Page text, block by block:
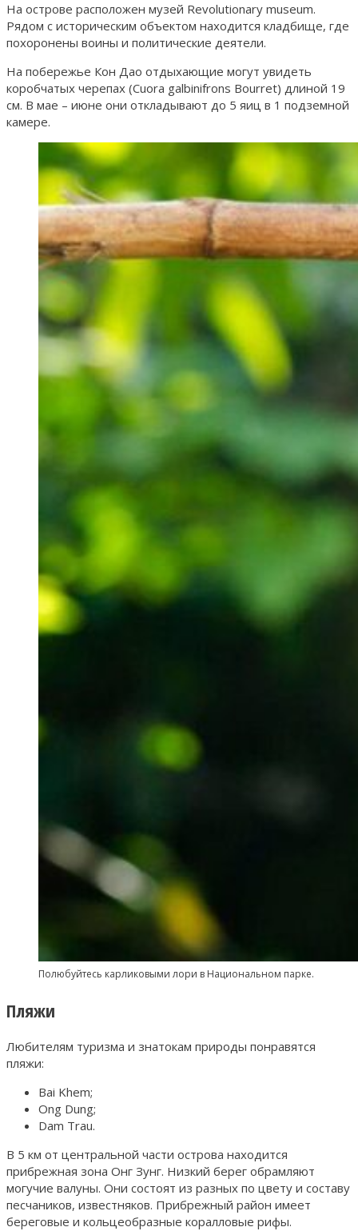
На острове расположен музей Revolutionary museum.
Рядом с историческим объектом находится кладбище, где
похоронены воины и политические деятели.
На побережье Кон Дао отдыхающие могут увидеть
коробчатых черепах (Cuora galbinifrons Bourret) длиной 19
см. В мае – июне они откладывают до 5 яиц в 1 подземной
камере.
Полюбуйтесь карликовыми лори в Национальном парке.
Пляжи
Любителям туризма и знатокам природы понравятся
пляжи:
Bai Khem;
Ong Dung;
Dam Trau.
В 5 км от центральной части острова находится
прибрежная зона Онг Зунг. Низкий берег обрамляют
могучие валуны. Они состоят из разных по цвету и составу
песчаников, известняков. Прибрежный район имеет
береговые и кольцеобразные коралловые рифы.